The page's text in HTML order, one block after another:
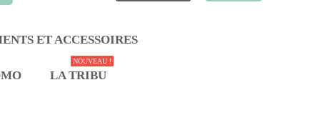
ET ACCESSOIRES
LA TRIBU
NOUVEAU !